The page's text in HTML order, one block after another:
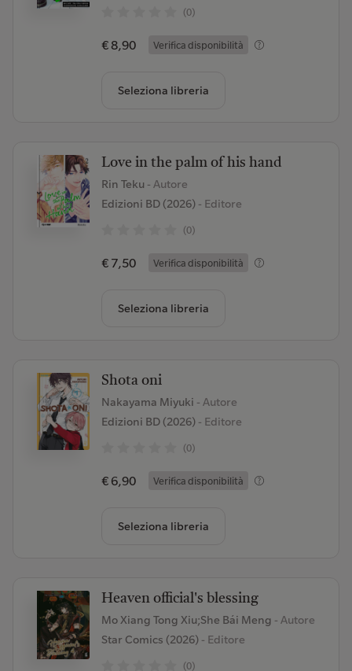
(0)
€ 8,90 Verifica disponibilità
Seleziona libreria
Love in the palm of his hand
Rin Teku - Autore
Edizioni BD (2026)- Editore
(0)
€ 7,50 Verifica disponibilità
Seleziona libreria
Shota oni
Nakayama Miyuki - Autore
Edizioni BD (2026)- Editore
(0)
€ 6,90 Verifica disponibilità
Seleziona libreria
Heaven official's blessing
Mo Xiang Tong Xiu;She Bái Meng - Autore
Star Comics (2026)- Editore
(0)